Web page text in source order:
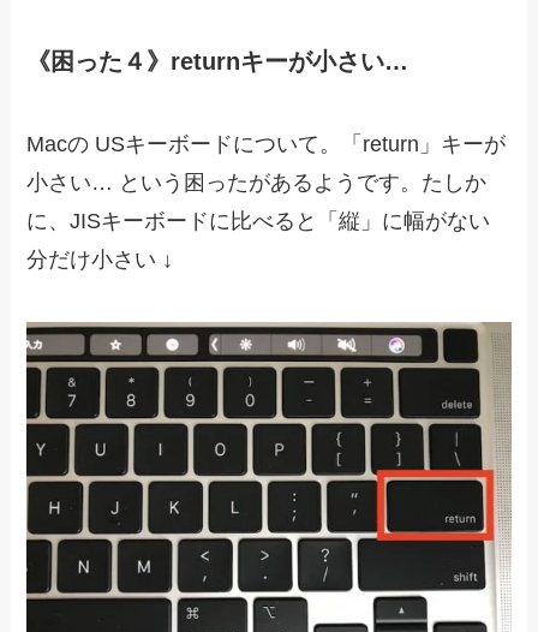
《困った４》returnキーが小さい…
Macの USキーボードについて。「return」キーが
小さい… という困ったがあるようです。たしか
に、JISキーボードに比べると「縦」に幅がない
分だけ小さい ↓